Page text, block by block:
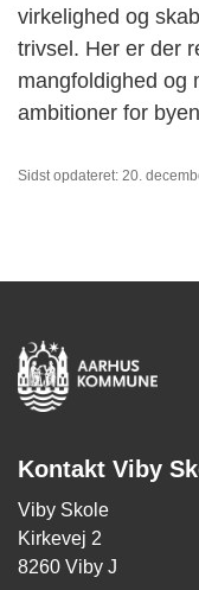
virkelighed og
trivsel. Her er der
mangfoldighed og
ambitioner for
Sidst opdateret: 20.
Kontakt Viby
Viby Skole
Kirkevej 2
8260 Viby J